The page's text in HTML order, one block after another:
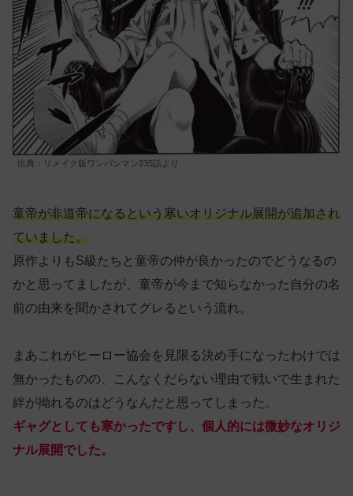
出典：リメイク版ワンパンマン235話より
童帝が非道帝になるという寒いオリジナル展開が追加され
ていました。
原作よりもS級たちと童帝の仲が良かったのでどうなるの
かと思ってましたが、童帝が今まで知らなかった自分の名
前の由来を聞かされてグレるという流れ。
まあこれがヒーロー協会を見限る決め手になったわけでは
無かったものの、こんなくだらない理由で戦いで生まれた
絆が拗れるのはどうなんだと思ってしまった。
ギャグとしても寒かったですし、個人的には微妙なオリジ
ナル展開でした。